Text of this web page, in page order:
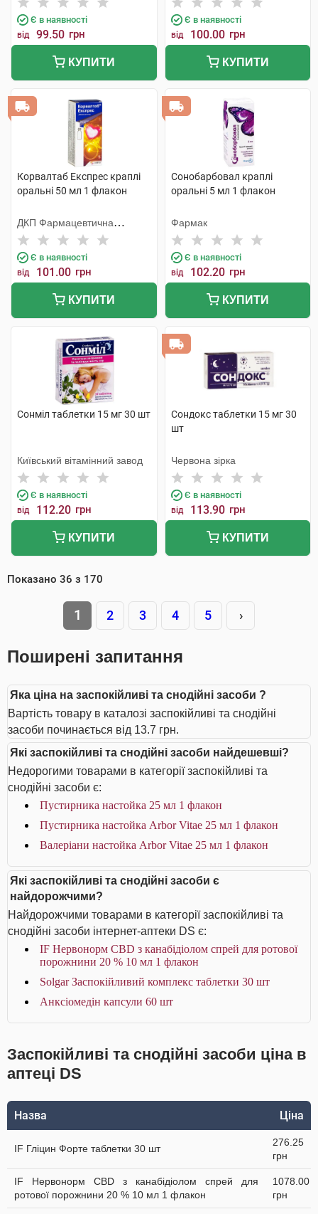
Є в наявності
від 99.50 грн
КУПИТИ
Є в наявності
від 100.00 грн
КУПИТИ
Корвалтаб Експрес краплі
оральні 50 мл 1 флакон
ДКП Фармацевтична
фабрика
Є в наявності
від 101.00 грн
КУПИТИ
Сонобарбовал краплі
оральні 5 мл 1 флакон
Фармак
Є в наявності
від 102.20 грн
КУПИТИ
Сонміл таблетки 15 мг 30 шт
Київський вітамінний завод
Є в наявності
від 112.20 грн
КУПИТИ
Сондокс таблетки 15 мг 30
шт
Червона зірка
Є в наявності
від 113.90 грн
КУПИТИ
Показано 36 з 170
1 2 3 4 5 ›
Поширені запитання
Яка ціна на заспокійливі та снодійні засоби ?
Вартість товару в каталозі заспокійливі та снодійні
засоби починається від 13.7 грн.
Які заспокійливі та снодійні засоби найдешевші?
Недорогими товарами в категорії заспокійливі та
снодійні засоби є:
Пустирника настойка 25 мл 1 флакон
Пустирника настойка Arbor Vitae 25 мл 1 флакон
Валеріани настойка Arbor Vitae 25 мл 1 флакон
Які заспокійливі та снодійні засоби є
найдорожчими?
Найдорожчими товарами в категорії заспокійливі та
снодійні засоби інтернет-аптеки DS є:
IF Нервонорм CBD з канабідіолом спрей для ротової
порожнини 20 % 10 мл 1 флакон
Solgar Заспокійливий комплекс таблетки 30 шт
Анксіомедін капсули 60 шт
Заспокійливі та снодійні засоби ціна в
аптеці DS
Назва Ціна
IF Гліцин Форте таблетки 30 шт
276.25
грн
IF Нервонорм CBD з канабідіолом спрей для
ротової порожнини 20 % 10 мл 1 флакон
1078.00
грн